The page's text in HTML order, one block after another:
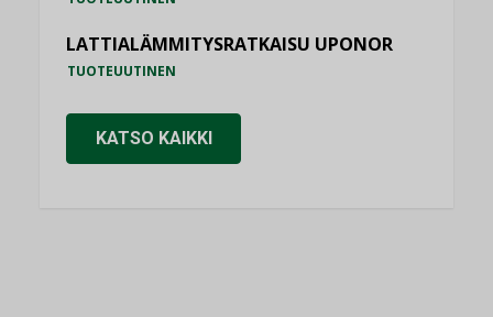
LATTIALÄMMITYSRATKAISU UPONOR
TUOTEUUTINEN
KATSO KAIKKI